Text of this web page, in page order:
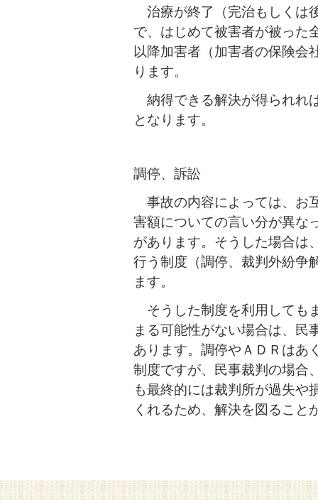
治療が終了（完治もしくは
で、はじめて被害者が被った
以降加害者（加害者の保険会
ります。
納得できる解決が得られれ
となります。
調停、訴訟
事故の内容によっては、お
害額についての言い分が異な
があります。そうした場合は
行う制度（調停、裁判外紛争
ます。
そうした制度を利用しても
まる可能性がない場合は、民
あります。調停やＡＤＲはあ
制度ですが、民事裁判の場合
も最終的には裁判所が過失や
くれるため、解決を図ること